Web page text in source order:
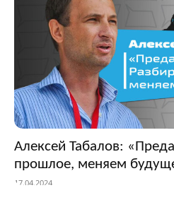
Алексей Табалов:
прошлое, меняем
17.04.2024